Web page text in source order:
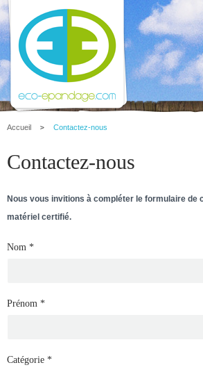
Accueil Contactez-nous
Contactez-nous
Nous vous invitions à compléter le formulaire de
matériel certifié.
Nom *
Prénom *
Catégorie *